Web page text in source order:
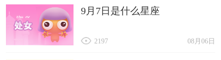
9月7日是什么星座
08月06日
2197